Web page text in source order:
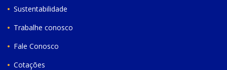
Sustentabilidade
Trabalhe conosco
Fale Conosco
Cotações